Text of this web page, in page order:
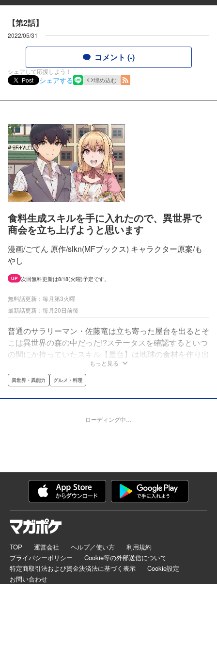
【第2話】
2022/05/31
コメント (-)
シェアして応援しよう！
Post
シェアする 埋め込む
食料生成スキルを手に入れたので、異世界で
商会を立ち上げようと思います
漫画/ごてん 原作/slkn(MFブックス) キャラクター原案/も
やし
UP 次回無料更新は8/18(火曜)予定です。
無料話更新：毎月第3火曜
最新話更新：毎月20日前後
普通のサラリーマン・佐藤竜は立ち寄った屋台を出るとそ
こは異世界の森の中だった!?ステータスを確認するといつ
の間にか持っていたスキル【屋台】は地球の食材を作り出
せるまさにチート。この食料生成スキルと、一緒に転移し
た屋台で異世界で商会を立ち上げる!!経営はハプニングの
連続で…はたして大商会になり上がれるのか!?異世界に食
の革命を巻き起こす商会経営系異世界スローライフ、スタ
もっと見る
異世界・異能力 グルメ・料理
ローディング中…
TOP 運営会社 ヘルプ／使い方
利用規約
プライバシーポリシー
Cookie等の外部送信について
特定商取引法および資金決済法に基づく表示
Cookie設定
お問い合わせ